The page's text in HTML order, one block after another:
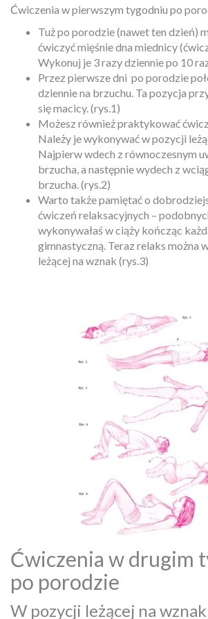
Ćwiczenia w pierwszym tygodniu po
Tuż po porodzie (nawet ten dzień)
ćwiczyć mięśnie dna miednicy
Wykonuj je 3 razy dziennie po 10
Przez pierwsze dni po porodzie
dziennie na brzuchu. Ta pozycja
się macicy. (rys.1)
Możesz również praktykować
Należy je wykonywać w pozycji
Najpierw wdech z równoczesnym
brzucha, a następnie wydech z
brzucha. (rys.2)
Warto także pamiętać o
ćwiczeń relaksacyjnych –
wykonywałaś w ciąży kończąc
gimnastyczną. Teraz relaks można
leżącej na wznak (rys.3)
Ćwiczenia w drugim
po porodzie
W pozycji leżącej na wznak